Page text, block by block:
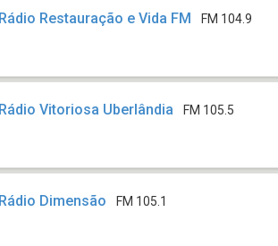
Rádio Restauração e Vida FM FM 104.9
Rádio Vitoriosa Uberlândia FM 105.5
Rádio Dimensão FM 105.1